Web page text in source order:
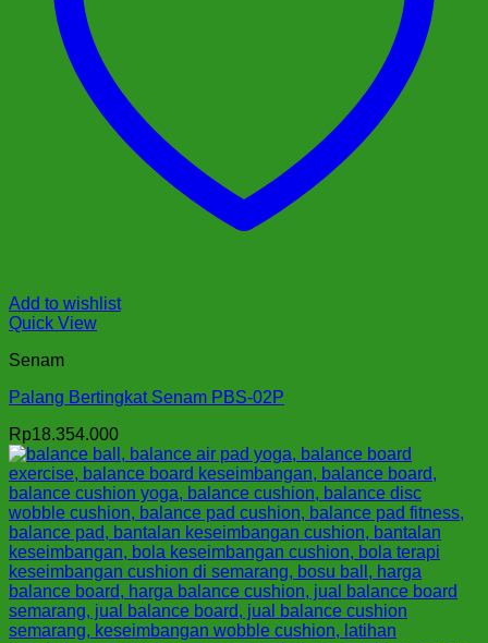
Add to wishlist
Quick View
Senam
Palang Bertingkat Senam PBS-02P
Rp18.354.000